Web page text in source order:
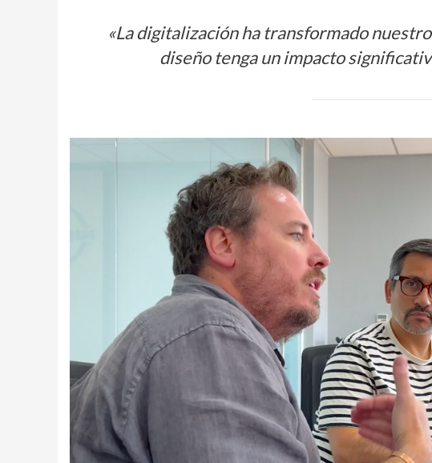
«La digitalización ha transformado
diseño tenga un impacto